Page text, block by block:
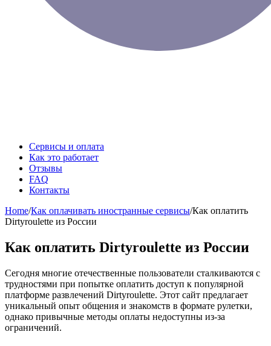
Сервисы и оплата
Как это работает
Отзывы
FAQ
Контакты
Home/Как оплачивать иностранные сервисы/Как оплатить
Dirtyroulette из России
Как оплатить Dirtyroulette из России
Сегодня многие отечественные пользователи сталкиваются с
трудностями при попытке оплатить доступ к популярной
платформе развлечений Dirtyroulette. Этот сайт предлагает
уникальный опыт общения и знакомств в формате рулетки,
однако привычные методы оплаты недоступны из-за
ограничений.